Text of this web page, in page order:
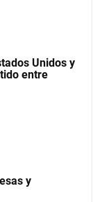
Unidos y
entre
y